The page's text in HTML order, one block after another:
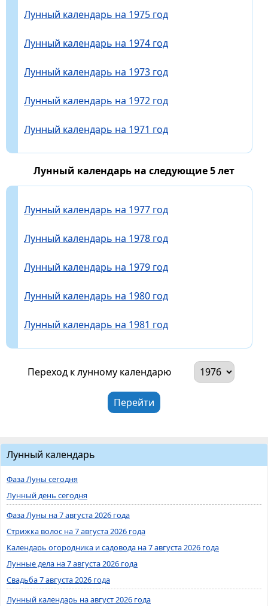
Лунный календарь на 1975 год
Лунный календарь на 1974 год
Лунный календарь на 1973 год
Лунный календарь на 1972 год
Лунный календарь на 1971 год
Лунный календарь на следующие 5 лет
Лунный календарь на 1977 год
Лунный календарь на 1978 год
Лунный календарь на 1979 год
Лунный календарь на 1980 год
Лунный календарь на 1981 год
Переход к лунному календарю
Лунный календарь
Фаза Луны сегодня
Лунный день сегодня
Фаза Луны на 7 августа 2026 года
Стрижка волос на 7 августа 2026 года
Календарь огородника и садовода на 7 августа 2026 года
Лунные дела на 7 августа 2026 года
Свадьба 7 августа 2026 года
Лунный календарь на август 2026 года